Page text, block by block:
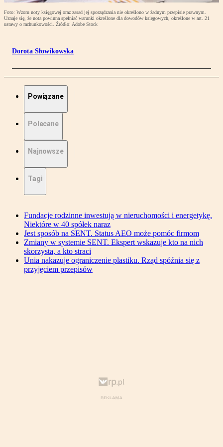
Foto: Wzoru noty księgowej oraz zasad jej sporządzania nie określono w żadnym przepisie prawnym.
Uznaje się, że nota powinna spełniać warunki określone dla dowodów księgowych, określone w art. 21
ustawy o rachunkowości. Źródło: Adobe Stock
Dorota Słowikowska
Powiązane
Polecane
Najnowsze
Tagi
Fundacje rodzinne inwestują w nieruchomości i energetykę.
Niektóre w 40 spółek naraz
Jest sposób na SENT. Status AEO może pomóc firmom
Zmiany w systemie SENT. Ekspert wskazuje kto na nich
skorzysta, a kto straci
Unia nakazuje ograniczenie plastiku. Rząd spóźnia się z
przyjęciem przepisów